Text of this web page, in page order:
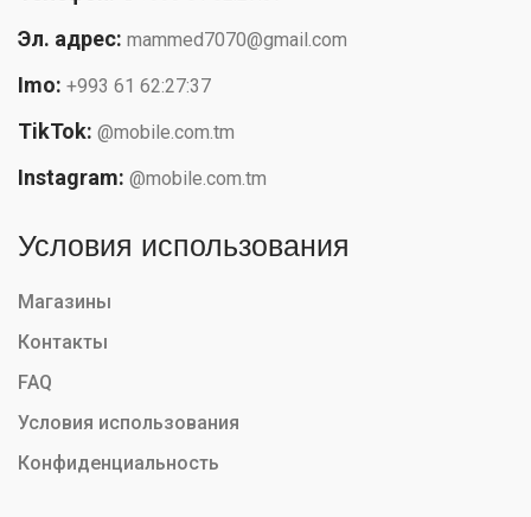
Эл. адрес: mammed7070@gmail.com
Imo: +993 61 62:27:37
TikTok: @mobile.com.tm
Instagram: @mobile.com.tm
Условия использования
Магазины
Контакты
FAQ
Условия использования
Конфиденциальность